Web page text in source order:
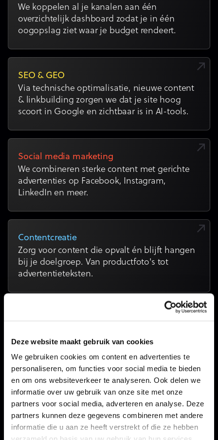
Deze website maakt gebruik van cookies
We gebruiken cookies om content en advertenties te
personaliseren, om functies voor social media te bieden
en om ons websiteverkeer te analyseren. Ook delen we
informatie over uw gebruik van onze site met onze
partners voor social media, adverteren en analyse. Deze
partners kunnen deze gegevens combineren met andere
informatie die u aan ze heeft verstrekt of die ze hebben
We koppelen al je kanalen aan één
overzichtelijk dashboard zodat je in één
oogopslag ziet waar je budget rendeert.
SEO & GEO
Via technische optimalisatie, nieuwe content
& linkbuilding zorgen we dat je site hoog
scoort in Google en zichtbaar is in AI-tools.
Social media marketing
We combineren sterke content met gerichte
advertenties op Facebook, Instagram,
LinkedIn en meer.
Contentcreatie
Zorg voor content die opvalt én blijft hangen
bij je doelgroep. Van productfoto's tot
advertentieteksten.
E-mailmarketing
geautomatiseerde flows die klanten activeren
en behouden.
UX & CRO
We analyseren gebruikersgedrag en testen
verbeteringen die jouw bezoekers écht laten
converteren.